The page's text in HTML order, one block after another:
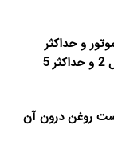
و حداکثر
سرعت دَورانی آن بستگی دارد و تعداد آن حداقل 2 و حداکثر 5
است روغن درون آن